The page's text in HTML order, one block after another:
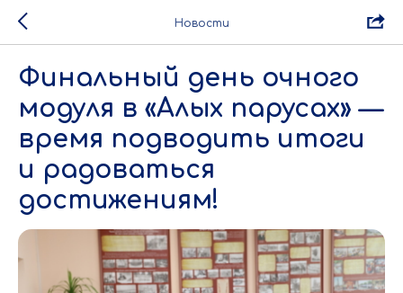
Новости
Финальный день очного
модуля в «Алых парусах» —
время подводить итоги
и радоваться
достижениям!